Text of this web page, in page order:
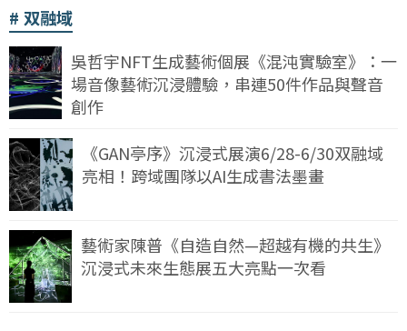
双融域
吳哲宇NFT生成藝術個展《混沌實驗室》：一
場音像藝術沉浸體驗，串連50件作品與聲音
創作
《GAN亭序》沉浸式展演6/28-6/30双融域
亮相！跨域團隊以AI生成書法墨畫
藝術家陳普《自造自然—超越有機的共生》
沉浸式未來生態展五大亮點一次看